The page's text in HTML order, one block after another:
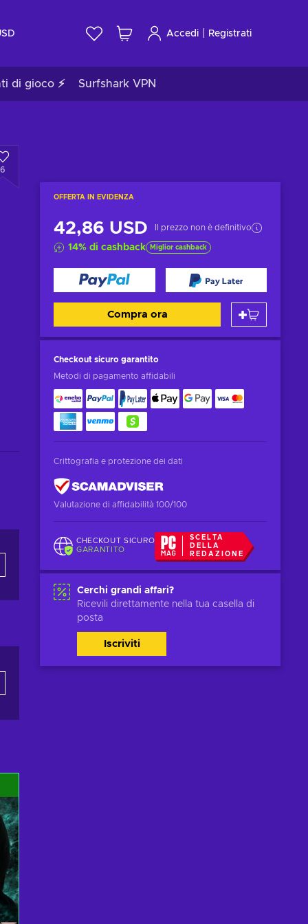
Accedi Registrati
di gioco ⚡ Surfshark VPN
6
OFFERTA IN EVIDENZA
42,86 USD Il prezzo non è definitivo
14% di cashback Miglior cashback
Compra ora
Checkout sicuro garantito
Metodi di pagamento affidabili
Crittografia e protezione dei dati
Valutazione di affidabilità 100/100
CHECKOUT SICURO
GARANTITO
SCELTA
DELLA
REDAZIONE
Cerchi grandi affari?
Ricevili direttamente nella tua casella di
posta
Iscriviti